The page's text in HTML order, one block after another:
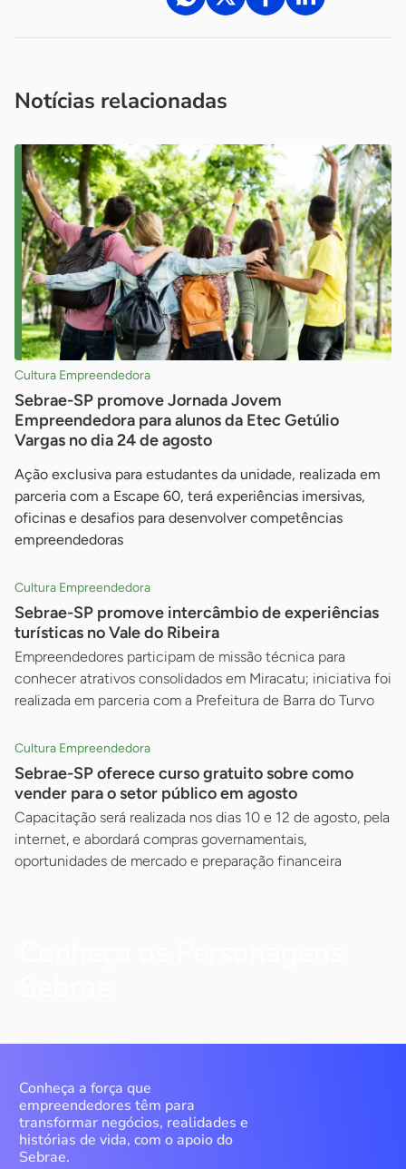
Notícias relacionadas
Cultura Empreendedora
Sebrae-SP promove Jornada Jovem
Empreendedora para alunos da Etec Getúlio
Vargas no dia 24 de agosto
Ação exclusiva para estudantes da unidade, realizada em
parceria com a Escape 60, terá experiências imersivas,
oficinas e desafios para desenvolver competências
empreendedoras
Cultura Empreendedora
Sebrae-SP promove intercâmbio de experiências
turísticas no Vale do Ribeira
Empreendedores participam de missão técnica para
conhecer atrativos consolidados em Miracatu; iniciativa foi
realizada em parceria com a Prefeitura de Barra do Turvo
Cultura Empreendedora
Sebrae-SP oferece curso gratuito sobre como
vender para o setor público em agosto
Capacitação será realizada nos dias 10 e 12 de agosto, pela
internet, e abordará compras governamentais,
oportunidades de mercado e preparação financeira
Conheça a força que
empreendedores têm para
transformar negócios, realidades e
histórias de vida, com o apoio do
Sebrae.